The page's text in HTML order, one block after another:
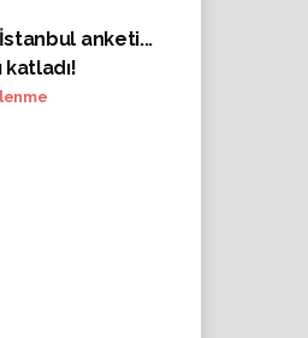
eleştirisi
en az bir şarkı
anketi...
katladı!